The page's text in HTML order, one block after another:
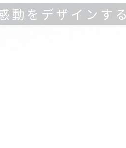
動をデザインする